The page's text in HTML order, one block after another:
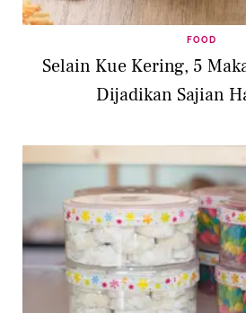
FOOD
Selain Kue Kering, 5
Dijadikan Sajian